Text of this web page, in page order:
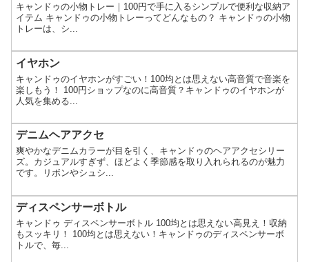
キャンドゥの小物トレー｜100円で手に入るシンプルで便利な収納ア
イテム キャンドゥの小物トレーってどんなもの？ キャンドゥの小物
トレーは、シ...
イヤホン
キャンドゥのイヤホンがすごい！100均とは思えない高音質で音楽を
楽しもう！ 100円ショップなのに高音質？キャンドゥのイヤホンが
人気を集める...
デニムヘアアクセ
爽やかなデニムカラーが目を引く、キャンドゥのヘアアクセシリー
ズ。カジュアルすぎず、ほどよく季節感を取り入れられるのが魅力
です。リボンやシュシ...
ディスペンサーボトル
キャンドゥ ディスペンサーボトル 100均とは思えない高見え！収納
もスッキリ！ 100均とは思えない！キャンドゥのディスペンサーボ
トルで、毎...